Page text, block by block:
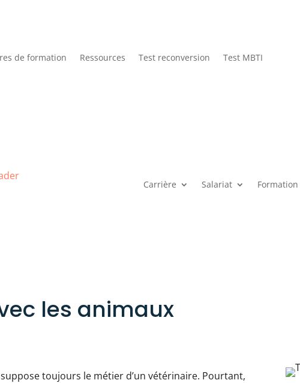
de formation Ressources Test reconversion Test MBTI
Carrière Salariat Formation
les animaux
toujours le métier d’un vétérinaire. Pourtant,